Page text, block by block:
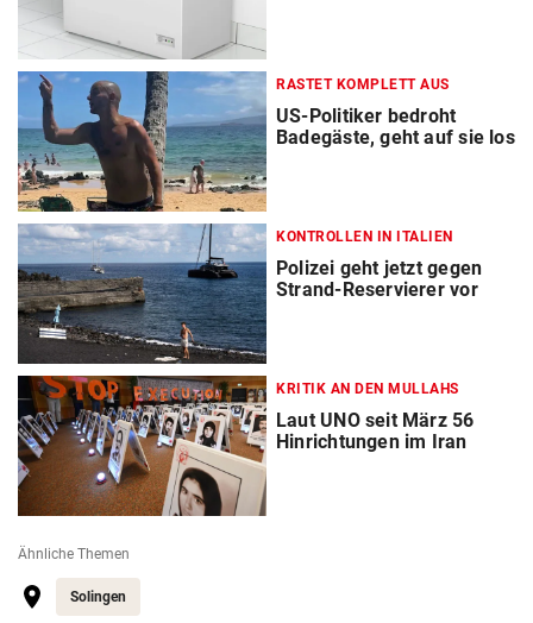
RASTET KOMPLETT AUS
US-Politiker bedroht
Badegäste, geht auf sie los
KONTROLLEN IN ITALIEN
Polizei geht jetzt gegen
Strand-Reservierer vor
KRITIK AN DEN MULLAHS
Laut UNO seit März 56
Hinrichtungen im Iran
Ähnliche Themen
Solingen